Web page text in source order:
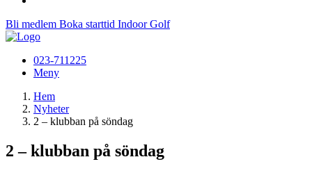
Bli medlem Boka starttid Indoor Golf
023-711225
Meny
Hem
Nyheter
2 – klubban på söndag
2 – klubban på söndag